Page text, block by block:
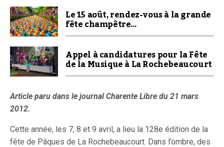
Le 15 août, rendez-vous à la grande
fête champêtre…
Appel à candidatures pour la Fête
de la Musique à La Rochebeaucourt
Article paru dans le journal Charente Libre du 21 mars
2012.
Cette année, les 7, 8 et 9 avril, a lieu la 128e édition de la
fête de Pâques de La Rochebeaucourt. Dans l’ombre, des